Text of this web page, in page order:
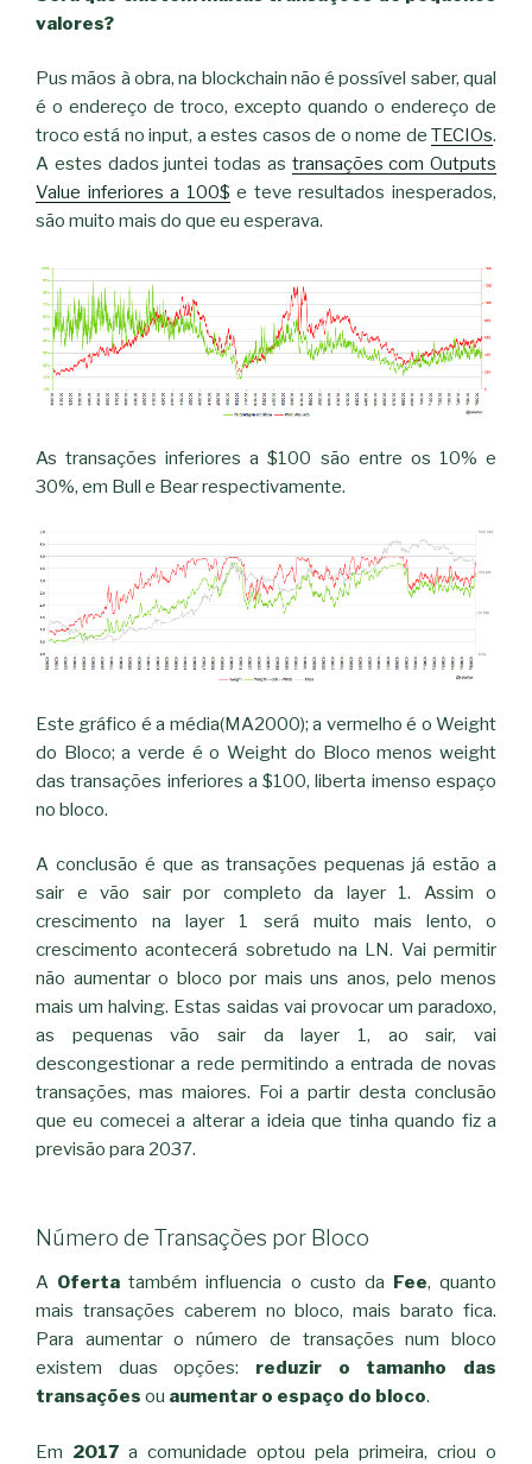
valores?
Pus mãos à obra, na blockchain não é possível saber, qual
é o endereço de troco, excepto quando o endereço de
troco está no input, a estes casos de o nome de TECIOs.
A estes dados juntei todas as transações com Outputs
Value inferiores a 100$ e teve resultados inesperados,
são muito mais do que eu esperava.
As transações inferiores a $100 são entre os 10% e
30%, em Bull e Bear respectivamente.
Este gráfico é a média(MA2000); a vermelho é o Weight
do Bloco; a verde é o Weight do Bloco menos weight
das transações inferiores a $100, liberta imenso espaço
no bloco.
A conclusão é que as transações pequenas já estão a
sair e vão sair por completo da layer 1. Assim o
crescimento na layer 1 será muito mais lento, o
crescimento acontecerá sobretudo na LN. Vai permitir
não aumentar o bloco por mais uns anos, pelo menos
mais um halving. Estas saidas vai provocar um paradoxo,
as pequenas vão sair da layer 1, ao sair, vai
descongestionar a rede permitindo a entrada de novas
transações, mas maiores. Foi a partir desta conclusão
que eu comecei a alterar a ideia que tinha quando fiz a
previsão para 2037.
Número de Transações por Bloco
A Oferta também influencia o custo da Fee, quanto
mais transações caberem no bloco, mais barato fica.
Para aumentar o número de transações num bloco
existem duas opções: reduzir o tamanho das
transações ou aumentar o espaço do bloco.
Em 2017 a comunidade optou pela primeira, criou o